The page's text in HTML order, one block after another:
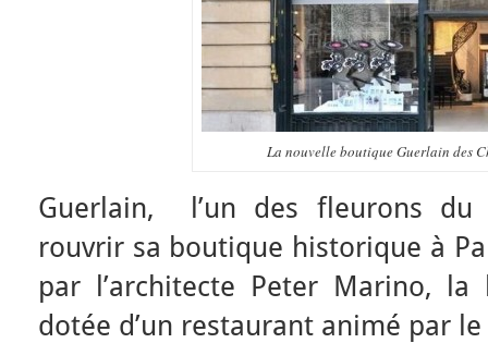
La nouvelle boutique Guerlain des
Guerlain, l’un des fleurons
rouvrir sa boutique historique à
par l’architecte Peter Marino,
dotée d’un restaurant animé par